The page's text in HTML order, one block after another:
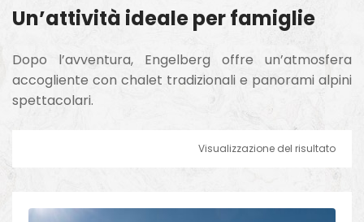
Un’attività ideale per famiglie
Dopo l’avventura, Engelberg offre un’atmosfera
accogliente con chalet tradizionali e panorami alpini
spettacolari.
Visualizzazione del risultato